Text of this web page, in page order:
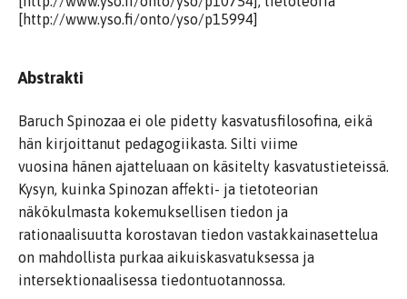
[http://www.yso.fi/onto/yso/p15994]
Abstrakti
Baruch Spinozaa ei ole pidetty kasvatusfilosofina, eikä
hän kirjoittanut pedagogiikasta. Silti viime
vuosina hänen ajatteluaan on käsitelty kasvatustieteissä.
Kysyn, kuinka Spinozan affekti- ja tietoteorian
näkökulmasta kokemuksellisen tiedon ja
rationaalisuutta korostavan tiedon vastakkainasettelua
on mahdollista purkaa aikuiskasvatuksessa ja
intersektionaalisessa tiedontuotannossa.